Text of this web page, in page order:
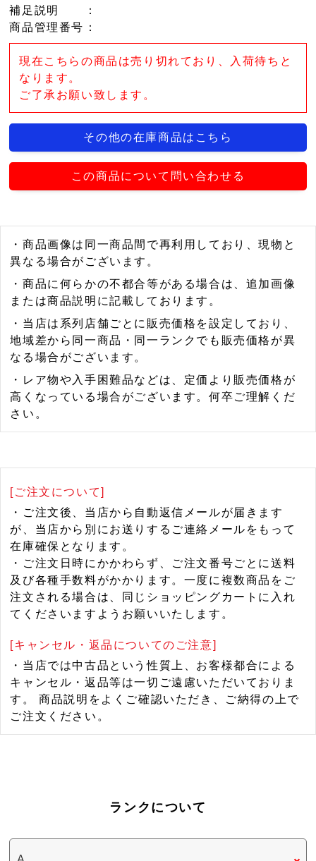
補足説明
：
商品管理番号 ：
現在こちらの商品は売り切れており、入荷待ちと
なります。
ご了承お願い致します。
その他の在庫商品はこちら
この商品について問い合わせる
・商品画像は同一商品間で再利用しており、現物と
異なる場合がございます。
・商品に何らかの不都合等がある場合は、追加画像
または商品説明に記載しております。
・当店は系列店舗ごとに販売価格を設定しており、
地域差から同一商品・同一ランクでも販売価格が異
なる場合がございます。
・レア物や入手困難品などは、定価より販売価格が
高くなっている場合がございます。何卒ご理解くだ
さい。
[ご注文について]
・ご注文後、当店から自動返信メールが届きます
が、当店から別にお送りするご連絡メールをもって
在庫確保となります。
・ご注文日時にかかわらず、ご注文番号ごとに送料
及び各種手数料がかかります。一度に複数商品をご
注文される場合は、同じショッピングカートに入れ
てくださいますようお願いいたします。
[キャンセル・返品についてのご注意]
・当店では中古品という性質上、お客様都合による
キャンセル・返品等は一切ご遠慮いただいておりま
す。 商品説明をよくご確認いただき、ご納得の上で
ご注文ください。
ランクについて